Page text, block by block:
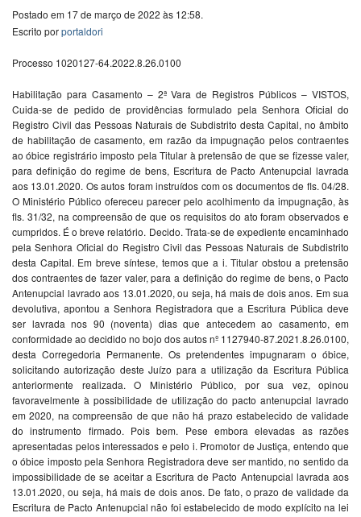
Postado em 17 de março de 2022 às 12:58.
Escrito porportaldori
Processo 1020127-64.2022.8.26.0100
Habilitação para Casamento – 2ª Vara de Registros Públicos – VISTOS,
Cuida-se de pedido de providências formulado pela Senhora Oficial do
Registro Civil das Pessoas Naturais de Subdistrito desta Capital, no âmbito
de habilitação de casamento, em razão da impugnação pelos contraentes
ao óbice registrário imposto pela Titular à pretensão de que se fizesse valer,
para definição do regime de bens, Escritura de Pacto Antenupcial lavrada
aos 13.01.2020. Os autos foram instruídos com os documentos de fls. 04/28.
O Ministério Público ofereceu parecer pelo acolhimento da impugnação, às
fls. 31/32, na compreensão de que os requisitos do ato foram observados e
cumpridos. É o breve relatório. Decido. Trata-se de expediente encaminhado
pela Senhora Oficial do Registro Civil das Pessoas Naturais de Subdistrito
desta Capital. Em breve síntese, temos que a i. Titular obstou a pretensão
dos contraentes de fazer valer, para a definição do regime de bens, o Pacto
Antenupcial lavrado aos 13.01.2020, ou seja, há mais de dois anos. Em sua
devolutiva, apontou a Senhora Registradora que a Escritura Pública deve
ser lavrada nos 90 (noventa) dias que antecedem ao casamento, em
conformidade ao decidido no bojo dos autos nº 1127940-87.2021.8.26.0100,
desta Corregedoria Permanente. Os pretendentes impugnaram o óbice,
solicitando autorização deste Juízo para a utilização da Escritura Pública
anteriormente realizada. O Ministério Público, por sua vez, opinou
favoravelmente à possibilidade de utilização do pacto antenupcial lavrado
em 2020, na compreensão de que não há prazo estabelecido de validade
do instrumento firmado. Pois bem. Pese embora elevadas as razões
apresentadas pelos interessados e pelo i. Promotor de Justiça, entendo que
o óbice imposto pela Senhora Registradora deve ser mantido, no sentido da
impossibilidade de se aceitar a Escritura de Pacto Antenupcial lavrada aos
13.01.2020, ou seja, há mais de dois anos. De fato, o prazo de validade da
Escritura de Pacto Antenupcial não foi estabelecido de modo explícito na lei